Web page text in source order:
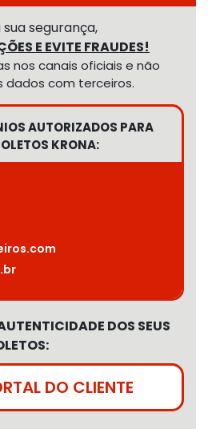
segurança,
E EVITE FRAUDES!
nos canais oficiais e não
dados com terceiros.
AUTORIZADOS PARA
KRONA:
DOS SEUS
DO CLIENTE